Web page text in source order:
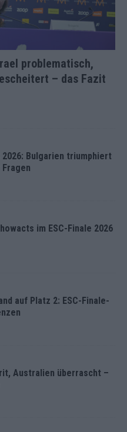
problematisch,
– das Fazit
2026: Bulgarien triumphiert
im ESC-Finale 2026
auf Platz 2: ESC-Finale-
Australien überrascht –